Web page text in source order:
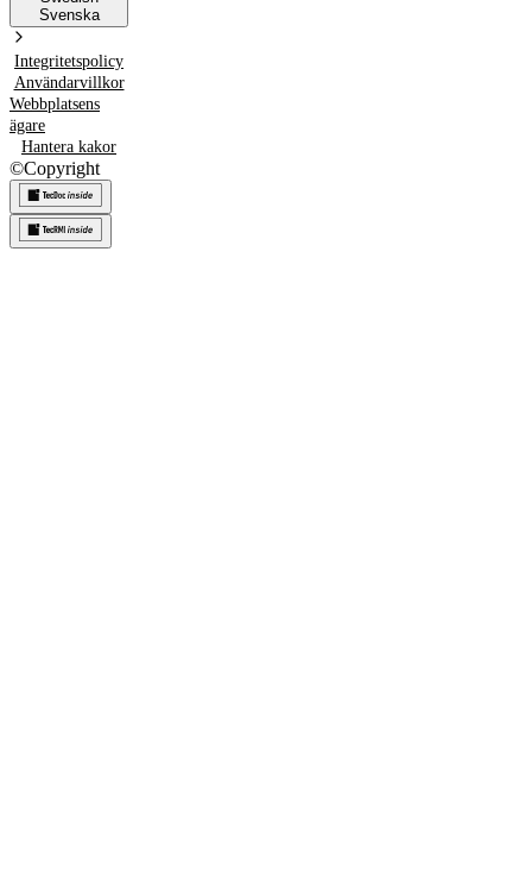
Svenska
Integritetspolicy
Användarvillkor
Webbplatsens
ägare
Hantera kakor
©Copyright